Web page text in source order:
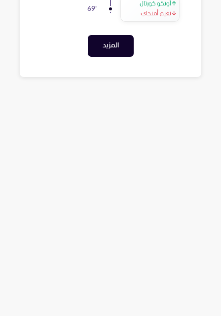
↑ أوتكو كورتال
↓ نعيم أمنجاي
69'
المزيد